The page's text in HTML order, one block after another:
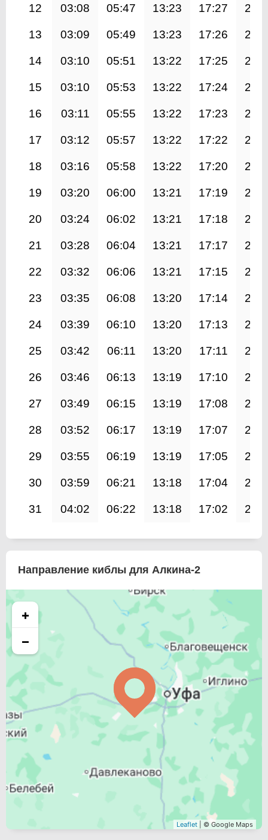
12 03:08 05:47 13:23 17:27
13 03:09 05:49 13:23 17:26
14 03:10 05:51 13:22 17:25
15 03:10 05:53 13:22 17:24
16 03:11 05:55 13:22 17:23
17 03:12 05:57 13:22 17:22
18 03:16 05:58 13:22 17:20
19 03:20 06:00 13:21 17:19
20 03:24 06:02 13:21 17:18
21 03:28 06:04 13:21 17:17
22 03:32 06:06 13:21 17:15
23 03:35 06:08 13:20 17:14
24 03:39 06:10 13:20 17:13
25 03:42 06:11 13:20 17:11
26 03:46 06:13 13:19 17:10
27 03:49 06:15 13:19 17:08
28 03:52 06:17 13:19 17:07
29 03:55 06:19 13:19 17:05
30 03:59 06:21 13:18 17:04
31 04:02 06:22 13:18 17:02
Направление киблы для Алкина-2
+
−
Leaflet | © Google Maps